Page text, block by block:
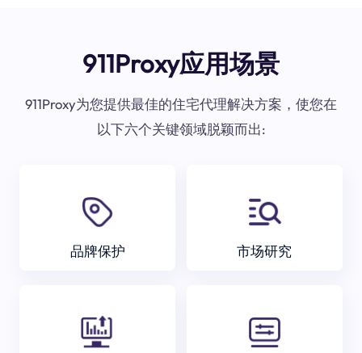
911Proxy应用场景
911Proxy为您提供最佳的住宅代理解决方案，使您在
以下六个关键领域脱颖而出:
品牌保护 市场研究